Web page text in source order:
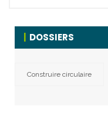
DOSSIERS
Construire circulaire